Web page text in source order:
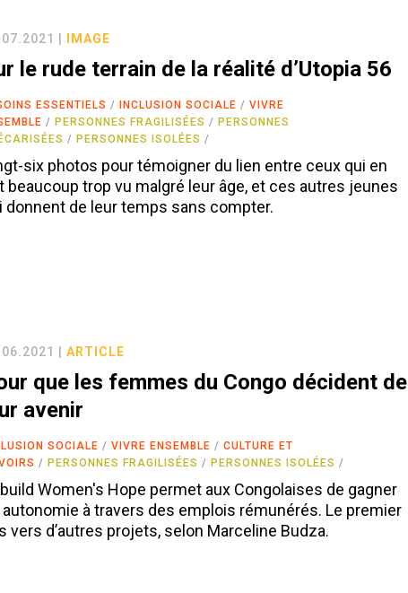
| IMAGE
le rude terrain de la réalité d’Utopia 56
ESSENTIELS INCLUSION SOCIALE
VIVRE
PERSONNES FRAGILISÉES
PERSONNES
PERSONNES ISOLÉES
six photos pour témoigner du lien entre ceux qui en
beaucoup trop vu malgré leur âge, et ces autres jeunes
donnent de leur temps sans compter.
|ARTICLE
que les femmes du Congo décident de
avenir
SOCIALE VIVRE ENSEMBLE
CULTURE ET
PERSONNES FRAGILISÉES PERSONNES ISOLÉES
Women's Hope permet aux Congolaises de gagner
autonomie à travers des emplois rémunérés. Le premier
vers d’autres projets, selon Marceline Budza.